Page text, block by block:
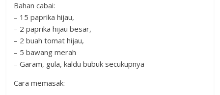
Bahan cabai:
– 15 paprika hijau,
– 2 paprika hijau besar,
– 2 buah tomat hijau,
– 5 bawang merah
– Garam, gula, kaldu bubuk secukupnya
Cara memasak: